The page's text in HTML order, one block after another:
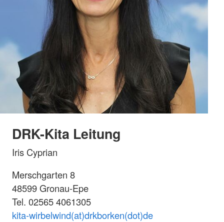
DRK-Kita Leitung
Iris Cyprian
Merschgarten 8
48599 Gronau-Epe
Tel. 02565 4061305
kita-wirbelwind(at)drkborken(dot)de